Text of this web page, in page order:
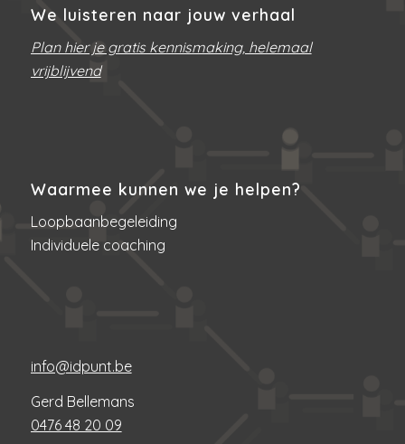
We luisteren naar jouw verhaal
Plan hier je gratis kennismaking, helemaal
vrijblijvend
Waarmee kunnen we je helpen?
Loopbaanbegeleiding
Individuele coaching
info@idpunt.be
Gerd Bellemans
0476 48 20 09